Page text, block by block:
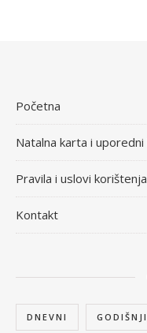
Početna
Natalna karta i
Pravila i uslovi korištenja
Kontakt
DNEVNI GODIŠNJI